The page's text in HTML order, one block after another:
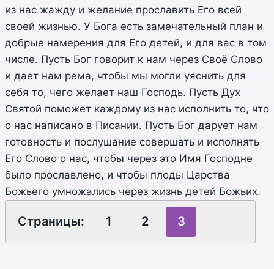
из нас жажду и желание прославить Его всей
своей жизнью. У Бога есть замечательный план и
добрые намерения для Его детей, и для вас в том
числе. Пусть Бог говорит к нам через Своё Слово
и дает нам рема, чтобы мы могли уяснить для
себя то, чего желает наш Господь. Пусть Дух
Святой поможет каждому из нас исполнить то, что
о нас написано в Писании. Пусть Бог дарует нам
готовность и послушание совершать и исполнять
Его Слово о нас, чтобы через это Имя Господне
было прославлено, и чтобы плоды Царства
Божьего умножались через жизнь детей Божьих.
Страницы: 1 2 3